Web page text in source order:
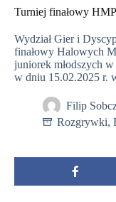
Turniej finałowy
Wydział Gier i
finałowy Halowych
juniorek młodszych
w dniu 15.02.2025 r.
Filip
Rozgrywki,